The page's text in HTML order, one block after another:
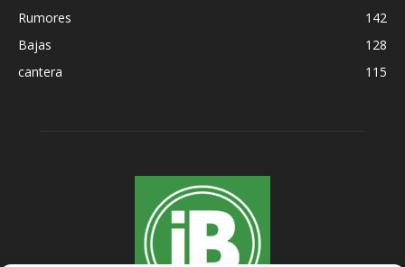
Rumores
142
Bajas
128
cantera
115